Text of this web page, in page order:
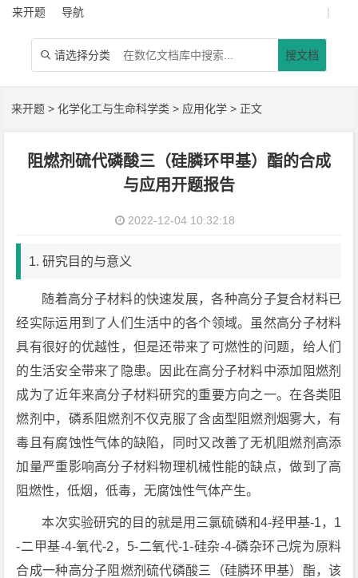
来开题 导航 |
 请选择分类 搜文档
来开题 >化学化工与生命科学类 > 应用化学 > 正文
阻燃剂硫代磷酸三（硅膦环甲基）酯的合成
与应用开题报告
2022-12-04 10:32:18
1. 研究目的与意义
随着高分子材料的快速发展，各种高分子复合材料已
经实际运用到了人们生活中的各个领域。虽然高分子材料
具有很好的优越性，但是还带来了可燃性的问题，给人们
的生活安全带来了隐患。因此在高分子材料中添加阻燃剂
成为了近年来高分子材料研究的重要方向之一。在各类阻
燃剂中，磷系阻燃剂不仅克服了含卤型阻燃剂烟雾大，有
毒且有腐蚀性气体的缺陷，同时又改善了无机阻燃剂高添
加量严重影响高分子材料物理机械性能的缺点，做到了高
阻燃性，低烟，低毒，无腐蚀性气体产生。
本次实验研究的目的就是用三氯硫磷和4-羟甲基-1，1
-二甲基-4-氧代-2，5-二氧代-1-硅杂-4-磷杂环己烷为原料
合成一种高分子阻燃剂硫代磷酸三（硅膦环甲基）酯，该